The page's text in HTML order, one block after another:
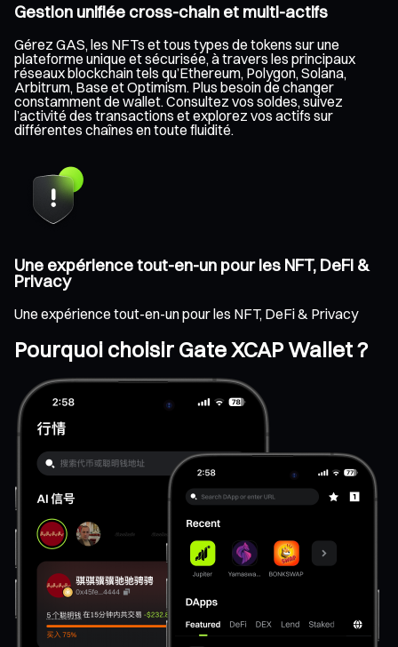
Gestion unifiée cross-chain et multi-actifs
Gérez GAS, les NFTs et tous types de tokens sur une
plateforme unique et sécurisée, à travers les principaux
réseaux blockchain tels qu’Ethereum, Polygon, Solana,
Arbitrum, Base et Optimism. Plus besoin de changer
constamment de wallet. Consultez vos soldes, suivez
l’activité des transactions et explorez vos actifs sur
différentes chaînes en toute fluidité.
Une expérience tout-en-un pour les NFT, DeFi &
Privacy
Une expérience tout-en-un pour les NFT, DeFi & Privacy
Pourquoi choisir Gate XCAP Wallet ?